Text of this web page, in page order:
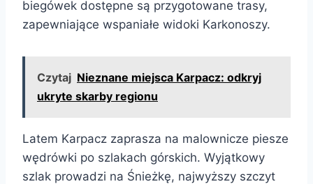
biegówek dostępne są przygotowane trasy,
zapewniające wspaniałe widoki Karkonoszy.
Czytaj Nieznane miejsca Karpacz: odkryj
ukryte skarby regionu
Latem Karpacz zaprasza na malownicze piesze
wędrówki po szlakach górskich. Wyjątkowy
szlak prowadzi na Śnieżkę, najwyższy szczyt